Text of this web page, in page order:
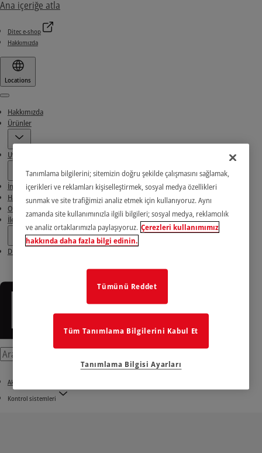
Ana içeriğe atla
Ditec e-shop
Hakkımızda
Locations
Menu
Hakkımızda
Ürünler
Uygulamalar
İndirme Alanı
Haberler ve Başarı Öyküleri
Ortaklarımızı bulun
İletişim
Ditec e-shop
Aksesuarlar
Kontrol sistemleri
Tanımlama bilgilerini; sitemizin doğru şekilde çalışmasını sağlamak,
içerikleri ve reklamları kişiselleştirmek, sosyal medya özellikleri
sunmak ve site trafiğimizi analiz etmek için kullanıyoruz. Aynı
zamanda site kullanımınızla ilgili bilgileri; sosyal medya, reklamcılık
ve analiz ortaklarımızla paylaşıyoruz. Çerezleri kullanımımız
hakkında daha fazla bilgi edinin.
Tümünü Reddet
Tüm Tanımlama Bilgilerini Kabul Et
Tanımlama Bilgisi Ayarları